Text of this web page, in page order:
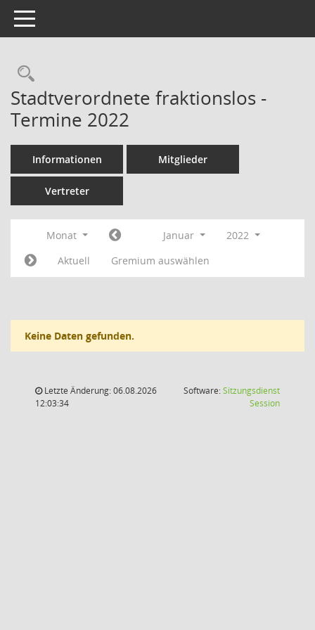
Toggle navigation
Rechercheauswahl
Stadtverordnete fraktionslos -
Termine 2022
Informationen Mitglieder
Vertreter
Monat Januar
2022
Aktuell
Gremium auswählen
Keine Daten gefunden.
Letzte Änderung: 06.08.2026
12:03:34
Software:Sitzungsdienst
Session(Wird in